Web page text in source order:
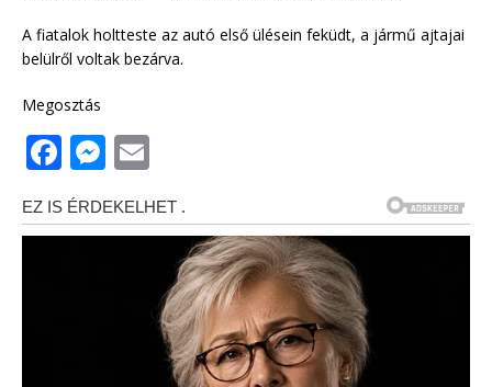
A fiatalok holtteste az autó első ülésein feküdt, a jármű ajtajai
belülről voltak bezárva.
Megosztás
F
a
c
M
ssai